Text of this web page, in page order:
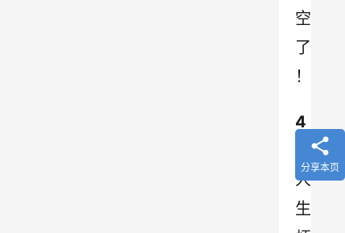
空
了
！
4
人
生
分享本页